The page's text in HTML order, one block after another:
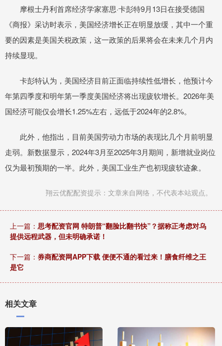
摩根士丹利首席经济学家塞思·卡彭特9月13日在接受德国
《商报》采访时表示，美国经济增长正在明显放缓，其中一个重
要的因素是美国关税政策，这一政策的后果将会在未来几个月内
持续显现。
卡彭特认为，美国经济目前正面临持续性低增长，他预计今
年第四季度和明年第一季度美国经济将出现疲软增长。2026年美
国经济可能仅会增长1.25%左右，远低于2024年的2.8%。
此外，他指出，目前美国劳动力市场的表现比几个月前明显
走弱。新数据显示，2024年3月至2025年3月期间，新增就业岗位
仅为最初预期的一半。此外，美国工业生产也初现疲软迹象。
翔云优配配资提示：文章来自网络，不代表本站观点。
上一篇： 思考配资官网 特朗普“翻脸比翻书快”？据称正考虑对乌
提供远程武器，但未明确承诺！
下一篇： 券商配资网APP下载 便便不通的看过来！膳食纤维之王
是它
相关文章